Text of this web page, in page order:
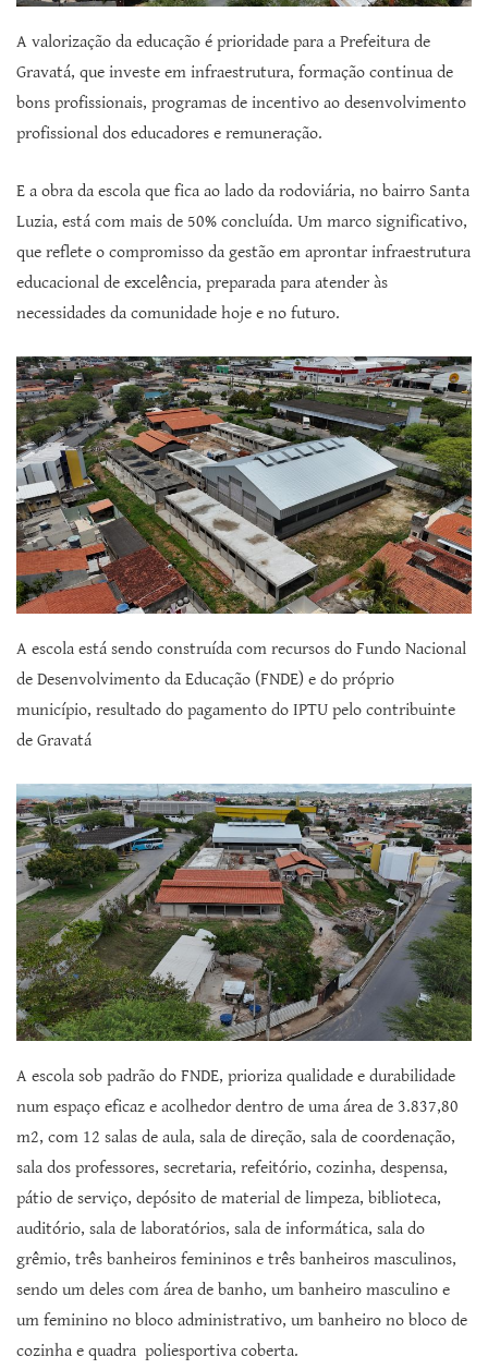
A valorização da educação é prioridade para a Prefeitura de
Gravatá, que investe em infraestrutura, formação continua de
bons profissionais, programas de incentivo ao desenvolvimento
profissional dos educadores e remuneração.
E a obra da escola que fica ao lado da rodoviária, no bairro Santa
Luzia, está com mais de 50% concluída. Um marco significativo,
que reflete o compromisso da gestão em aprontar infraestrutura
educacional de excelência, preparada para atender às
necessidades da comunidade hoje e no futuro.
A escola está sendo construída com recursos do Fundo Nacional
de Desenvolvimento da Educação (FNDE) e do próprio
município, resultado do pagamento do IPTU pelo contribuinte
de Gravatá
A escola sob padrão do FNDE, prioriza qualidade e durabilidade
num espaço eficaz e acolhedor dentro de uma área de 3.837,80
m2, com 12 salas de aula, sala de direção, sala de coordenação,
sala dos professores, secretaria, refeitório, cozinha, despensa,
pátio de serviço, depósito de material de limpeza, biblioteca,
auditório, sala de laboratórios, sala de informática, sala do
grêmio, três banheiros femininos e três banheiros masculinos,
sendo um deles com área de banho, um banheiro masculino e
um feminino no bloco administrativo, um banheiro no bloco de
cozinha e quadra poliesportiva coberta.